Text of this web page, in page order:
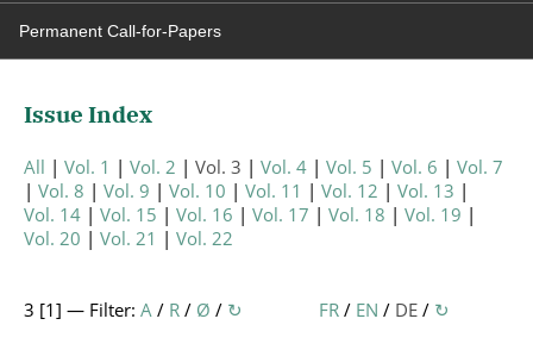
Permanent Call-for-Papers
Issue Index
All Vol. 1 Vol. 2 Vol. 3 Vol. 4 Vol. 5 Vol. 6
Vol. 7
Vol. 8
Vol. 9 Vol. 10 Vol. 11 Vol. 12
Vol. 13
Vol. 14
Vol. 15 Vol. 16 Vol. 17 Vol. 18
Vol. 19
Vol. 20
Vol. 21 Vol. 22
3 [1] — Filter: A / R / Ø / ↻ FR / EN / DE / ↻